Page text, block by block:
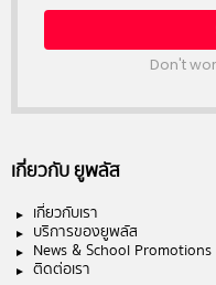
Don't
เกี่ยวกับ ยูพลัส
เกี่ยวกับเรา
บริการของยูพลัส
News & School Promotions
ติดต่อเรา